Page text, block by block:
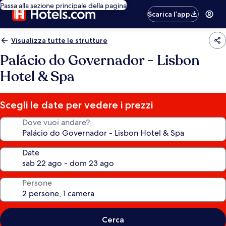
Passa alla sezione principale della pagina
Scarica l’app
Visualizza tutte le strutture
Palácio do Governador - Lisbon
Hotel & Spa
Scegli le date per vedere i prezzi
Dove vuoi andare?
Date
Persone
Cerca